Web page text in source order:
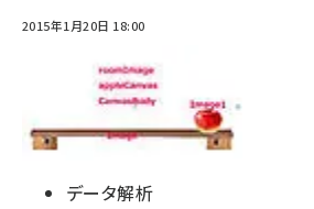
2015年1月20日 18:00
データ解析